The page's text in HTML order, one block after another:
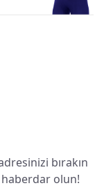
bırakın
haberdar olun!